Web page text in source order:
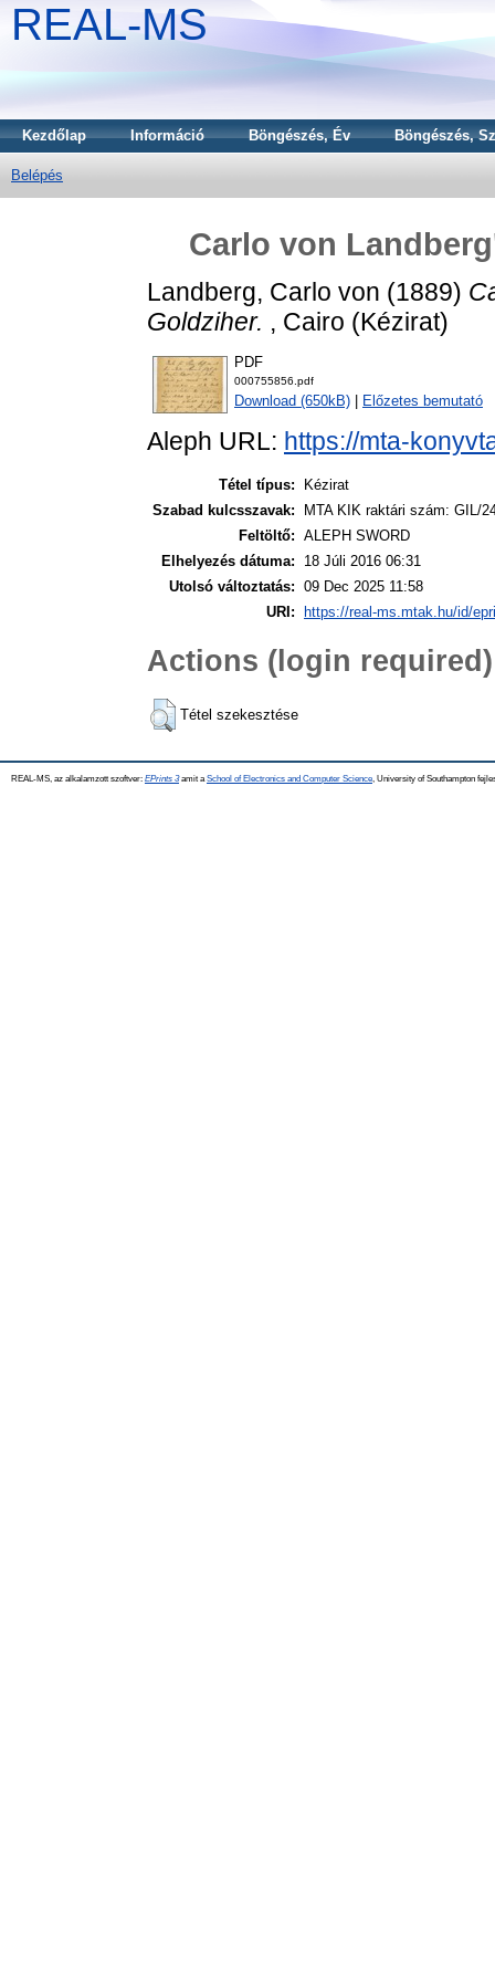
REAL-MS
Kezdőlap Információ Böngészés, Év Böngészés,
Belépés
Carlo von
Landberg, Carlo von (1889)
Goldziher. , Cairo (Kézirat)
PDF
000755856.pdf
Download (650kB) Előzetes bemutató
Aleph URL: https://mta-
Tétel típus:
Kézirat
Szabad kulcsszavak:
MTA KIK raktári szám: GIL/
Feltöltő: ALEPH SWORD
Elhelyezés dátuma:
18 Júli 2016 06:31
Utolsó változtatás: 09 Dec 2025 11:58
URI:
https://real-ms.mtak.hu/id/
Actions (login required)
Tétel szekesztése
REAL-MS, az alkalamzott szoftver: EPrints 3amit a School of Electronics and Computer Science , University of Southampton